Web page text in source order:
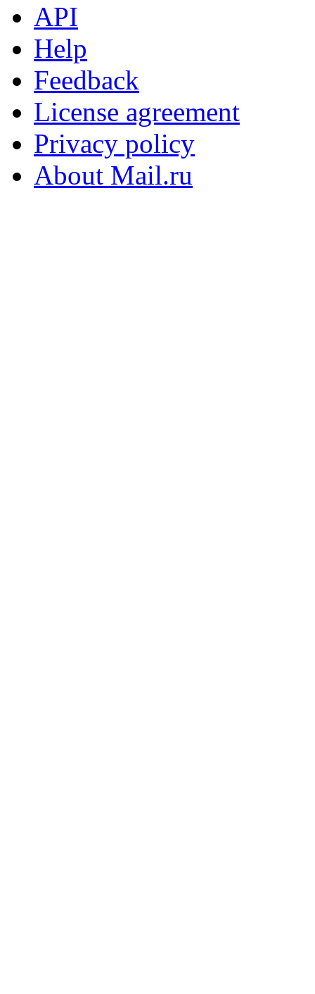
API
Help
Feedback
License agreement
Privacy policy
About Mail.ru